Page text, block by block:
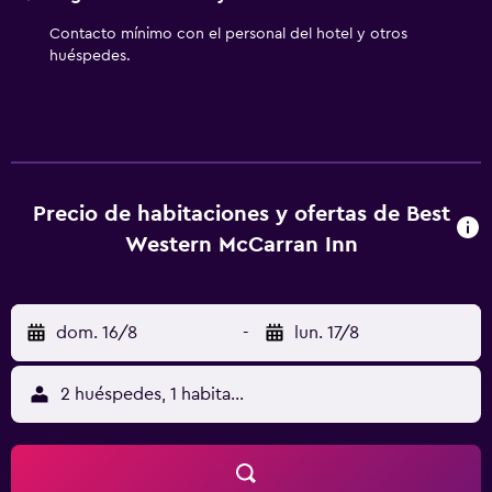
Contacto mínimo con el personal del hotel y otros
huéspedes.
Precio de habitaciones y ofertas de Best
Western McCarran Inn
dom. 16/8 - lun. 17/8
2 huéspedes, 1 habitación